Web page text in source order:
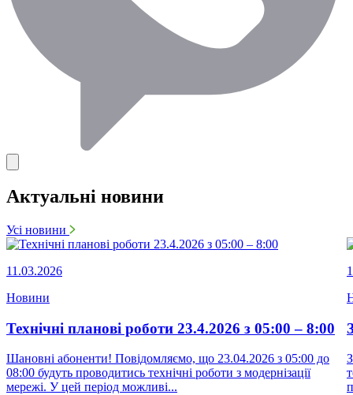
Актуальні новини
Усі новини
11.03.2026
Новини
Технічні планові роботи 23.4.2026 з 05:00 – 8:00
Шановні абоненти! Повідомляємо, що 23.04.2026 з 05:00 до
08:00 будуть проводитись технічні роботи з модернізації
мережі. У цей період можливі...